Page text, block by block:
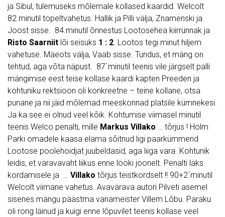
ja Sibul, tulemuseks mõlemale kollased kaardid. Welcolt
82.minutil topeltvahetus. Hallik ja Pilli välja, Znamenski ja
Joost sisse. 84.minutil õnnestus Lootosehea kiirrünnak ja
Risto Saarniit lõi seisuks 1 : 2. Lootos tegi minut hiljem
vahetuse. Mäeots välja, Vaab sisse. Tundus, et mäng on
tehtud, aga võta näpust. 87`minutil teenis vile järgselt palli
mängimise eest teise kollase kaardi kapten Preeden ja
kohtuniku rektsioon oli konkreetne – teine kollane, otsa
punane ja nii jäid mõlemad meeskonnad platsile kümnekesi.
Ja ka see ei olnud veel kõik. Kohtumise viimasel minutil
teenis Welco penalti, mille Markus Villako … tõrjus ! Holm
Parki omadele kaasa elama sõitnud ligi paarkümmend
Lootose poolehoidjat juubeldasid, aga liiga vara. Kohtunik
leidis, et väravavaht liikus enne lööki joonelt. Penalti läks
kordamisele ja … Villako tõrjus teistkordselt !! 90+2`minutil
Welcolt viimane vahetus. Avavärava autori Pilveti asemel
sisenes mängu päästma vanameister Villem Lõbu. Paraku
oli rong läinud ja kuigi enne lõpuvilet teenis kollase veel